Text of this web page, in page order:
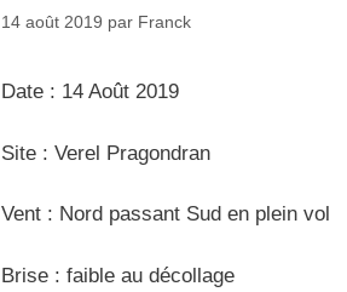
s
14 août 2019 par Franck
Date : 14 Août 2019
Site : Verel Pragondran
Vent : Nord passant Sud en plein vol
Brise : faible au décollage